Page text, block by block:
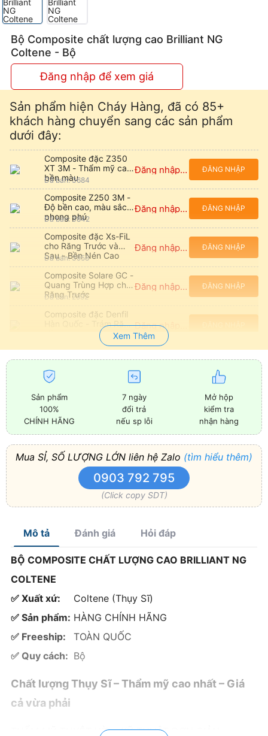
Bộ Composite chất lượng cao Brilliant NG
Coltene - Bộ
Đăng nhập để xem giá
Sản phẩm hiện Cháy Hàng, đã có 85+
khách hàng chuyển sang các sản phẩm
dưới đây:
Composite đặc Z350
XT 3M - Thẩm mỹ cao,
bền màu
Đã bán: 3684
Đăng nhập để xem giá ĐĂNG NHẬP
Composite Z250 3M -
Độ bền cao, màu sắc
phong phú
Đã bán: 3842
Đăng nhập để xem giá ĐĂNG NHẬP
Composite đặc Xs-FiL
cho Răng Trước và
Sau - Bền Nén Cao
Đã bán: 3958
Đăng nhập để xem giá ĐĂNG NHẬP
Composite Solare GC -
Quang Trùng Hợp cho
Răng Trước
Đã bán: 2992
Đăng nhập để xem giá ĐĂNG NHẬP
Composite đặc Denfil
Hàn Quốc - Trám Răng
Composite Tetric N-
Ceram Nano-Hybrid
cho Răng Trước và
Sau
Đã bán: 1929
PALFIQUE LX5
Composite Resin - Cao
cấp, Độ co rút thấp
Đã bán: 4372
ĐĂNG NHẬP
Độ Bền Cao
Đã bán: 684
Đăng nhập để xem giá
Composite Tetric N-
Ceram Bulk Fill - Trám
4mm, Polymer hóa
Đã bán: 380
Composite Brilliant NG
Thẩm mỹ cao
Đã bán: 112
Composite đặc
Omnichroma
Tokuyama cho phục
hồi răng
Đăng nhập để xem giá ĐĂNG NHẬP
Xem Thêm
Sản phẩm
100%
CHÍNH HÃNG
7 ngày
đổi trả
nếu sp lỗi
Mở hộp
kiểm tra
nhận hàng
Mua SỈ, SỐ LƯỢNG LỚN liên hệ Zalo (tìm hiểu thêm)
0903 792 795
(Click copy SDT)
Mô tả Đánh giá Hỏi đáp
BỘ COMPOSITE CHẤT LƯỢNG CAO BRILLIANT NG
COLTENE
✅ Xuất xứ:
Coltene (Thụy Sĩ)
✅ Sản phẩm: HÀNG CHÍNH HÃNG
✅ Freeship:
TOÀN QUỐC
✅ Quy cách: Bộ
Chất lượng Thụy Sĩ – Thẩm mỹ cao nhất – Giá
cả vừa phải
THẨM MỸ TUYỆT VỜI – KỸ THUẬT ĐƠN GIẢN